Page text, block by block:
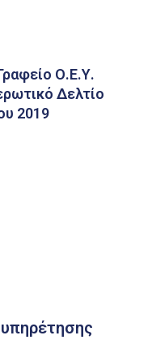
Ο.Ε.Υ.
Δελτίο
2019